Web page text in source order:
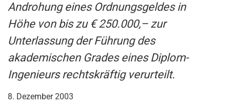
Androhung eines Ordnungsgeldes in
Höhe von bis zu € 250.000,– zur
Unterlassung der Führung des
akademischen Grades eines Diplom-
Ingenieurs rechtskräftig verurteilt.
8. Dezember 2003